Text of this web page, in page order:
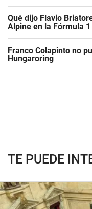
Qué dijo Flavio
Alpine en la Fórmula 1
Franco Colapinto no
Hungaroring
TE PUEDE